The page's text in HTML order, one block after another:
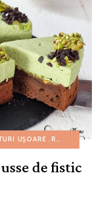
UȘOARE REȚETE AMERICANE
de fistic